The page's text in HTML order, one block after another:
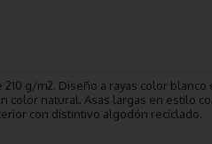
g/m2. Diseño a rayas color
color natural. Asas largas en estilo
con distintivo algodón reciclado.